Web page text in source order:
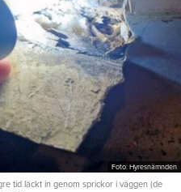
Foto: Hyresnämnden
tid läckt in genom sprickor i väggen (de